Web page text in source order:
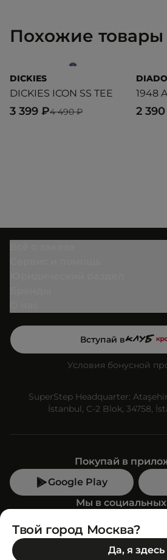
Похожие товары
DICKIES
DICKIES ICON SS TEE
4 490 ₽
3 399 ₽
1948
2
Вступай в
Условия бонусной
SuperStep Headquarter:
İstanbul, C-2 Blok, 34758,
Покупай в
Google Play
Мы в социальных
Позвони нам
+7 (499) 350-
Твой город Москва?
Да, я здесь